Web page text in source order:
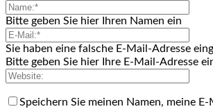
Bitte geben Sie hier Ihren Namen ein
Sie haben eine falsche E-Mail-Adresse
Bitte geben Sie hier Ihre E-Mail-Adresse
Speichern Sie meinen Namen, meine